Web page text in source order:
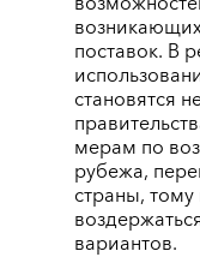
поставок. В
становятся
мерам по
рубежа,
страны,
вариантов.